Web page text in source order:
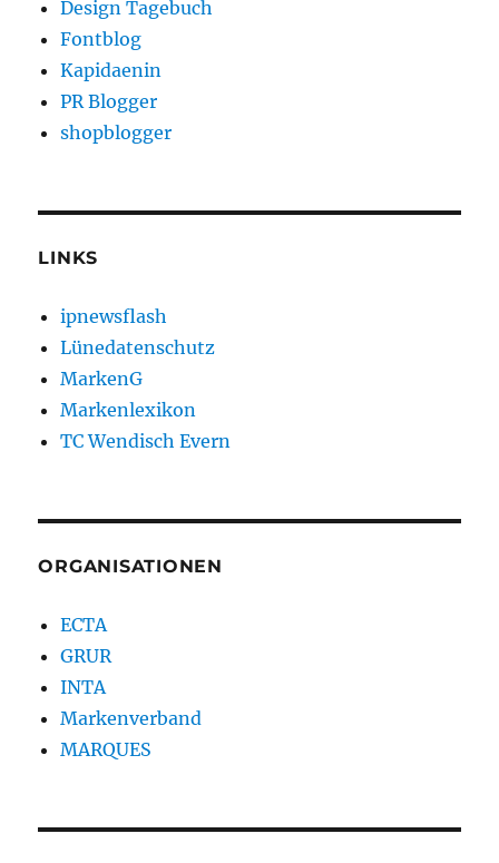
Design Tagebuch
Fontblog
Kapidaenin
PR Blogger
shopblogger
LINKS
ipnewsflash
Lünedatenschutz
MarkenG
Markenlexikon
TC Wendisch Evern
ORGANISATIONEN
ECTA
GRUR
INTA
Markenverband
MARQUES